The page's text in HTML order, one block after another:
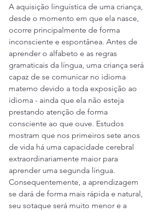
A aquisição linguística de uma criança,
desde o momento em que ela nasce,
ocorre principalmente de forma
inconsciente e espontânea. Antes de
aprender o alfabeto e as regras
gramaticais da língua, uma criança será
capaz de se comunicar no idioma
materno devido a toda exposição ao
idioma - ainda que ela não esteja
prestando atenção de forma
consciente ao que ouve. Estudos
mostram que nos primeiros sete anos
de vida há uma capacidade cerebral
extraordinariamente maior para
aprender uma segunda língua.
Consequentemente, a aprendizagem
se dará de forma mais rápida e natural,
seu sotaque será muito menor e a